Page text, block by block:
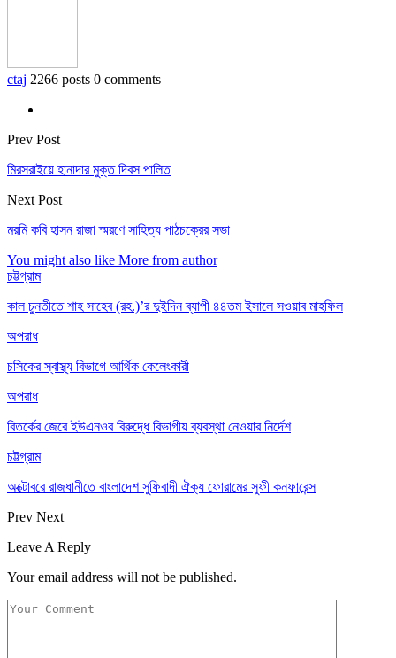
ctaj 2266 posts 0 comments
Prev Post
মিরসরাইয়ে হানাদার মুক্ত দিবস পালিত
Next Post
মরমি কবি হাসন রাজা স্মরণে সাহিত্য পাঠচক্রের সভা
You might also like More from author
চট্টগ্রাম
কাল চুনতীতে শাহ সাহেব (রহ.)’র দুইদিন ব্যাপী ৪৪তম ইসালে সওয়াব মাহফিল
অপরাধ
চসিকের স্বাস্থ্য বিভাগে আর্থিক কেলেংকারী
অপরাধ
বিতর্কের জেরে ইউএনওর বিরুদ্ধে বিভাগীয় ব্যবস্থা নেওয়ার নির্দেশ
চট্টগ্রাম
অক্টোবরে রাজধানীতে বাংলাদেশ সুফিবাদী ঐক্য ফোরামের সুফী কনফারেন্স
Prev Next
Leave A Reply
Your email address will not be published.